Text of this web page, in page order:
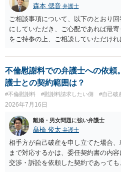
婚しないことは、交渉材料にはならな
ださい。 また、相手夫婦の婚姻関
相手女性が結婚しているとは知らな
が、 ケースバイケースですので、
できるかはよくお考え下さい。
る旨の交渉をすることが妥当かど
公序良俗に反するような金額では、そ
が、 ２００万円でも、５０万円で
とはいえないと考えますので、 結
も、ご自身が納得できるかどうかとい
と思います。 そのうえで、合意で
否かにかかってはきますが。 ４
できないのですが、 清算条項を記
クがありますので、むしろ、原則と
であるとお考えいただくといいです
すが、可能であれば、ご依頼になる
直接相談されて、 今後の対応につ
森本 偲音 弁護士
ご相談事項について、以下のとおり
にしていただき、ご心配であれば最
をご持参の上、ご相談していただけ
される可能性はあるのか ⇒LINEを含
やり取り等の経緯、誓約書の内容等
の 金銭であったと評価される可能性
切関与しないなら100万円振り込む」
どの程度証拠価値があるのか ⇒前後
を見ない限り、具体的な判断はできま
と考えます。 ③ 借用書があっても、
することは認められるのか。 ⇒おそ
取る正当な権利がないのに利益を取
るものかと推察しますので、 貸金返
は現在、収入も不安定で貯金もなくリ
今年に再婚したが主人はお金に厳し
不倫慰謝料での弁護士への依頼
護士との契約範囲は？
#不倫慰謝料 #慰謝料請求したい側 #自己破
2026年7月16日
離婚・男女問題に強い弁護士
髙橋 俊太 弁護士
相手方が自己破産を申し立てた場合
まで対応するかは、委任契約書の内
交渉・訴訟を依頼した契約であって